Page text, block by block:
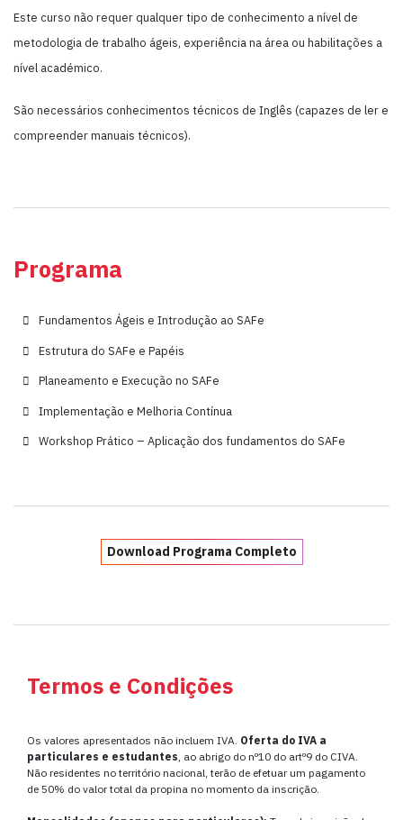
Este curso não requer qualquer tipo de conhecimento a nível de
metodologia de trabalho ágeis, experiência na área ou habilitações a
nível académico.
São necessários conhecimentos técnicos de Inglês (capazes de ler e
compreender manuais técnicos).
Programa
Fundamentos Ágeis e Introdução ao SAFe
Estrutura do SAFe e Papéis
Planeamento e Execução no SAFe
Implementação e Melhoria Contínua
Workshop Prático – Aplicação dos fundamentos do SAFe
Download Programa Completo
Termos e Condições
Os valores apresentados não incluem IVA. Oferta do IVA a
particulares e estudantes, ao abrigo do nº10 do artº9 do CIVA.
Não residentes no território nacional, terão de efetuar um pagamento
de 50% do valor total da propina no momento da inscrição.